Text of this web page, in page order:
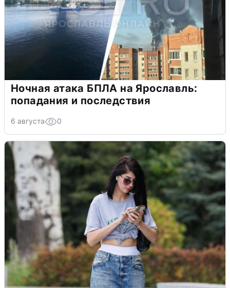
Ночная атака БПЛА на Ярославль:
попадания и последствия
6 августа 0